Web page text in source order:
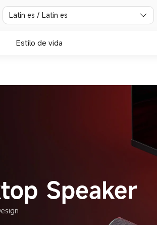
Latin es / Latin es
Estilo de vida